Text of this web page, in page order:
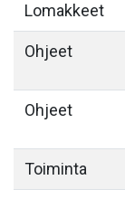
Lomakkeet
Ohjeet
Ohjeet
Toiminta